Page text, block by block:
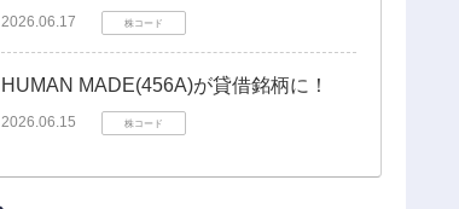
2026.06.17 株コード
HUMAN MADE(456A)が貸借銘柄に！
2026.06.15 株コード